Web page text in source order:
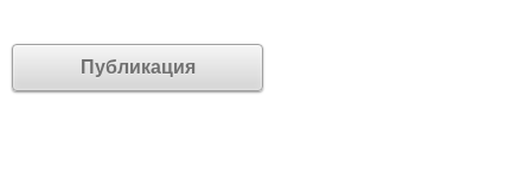
Публикация